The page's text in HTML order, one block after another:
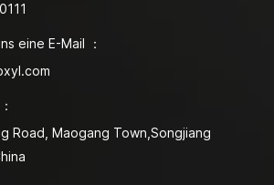
eine E-Mail ：
Road, Maogang Town,Songjiang